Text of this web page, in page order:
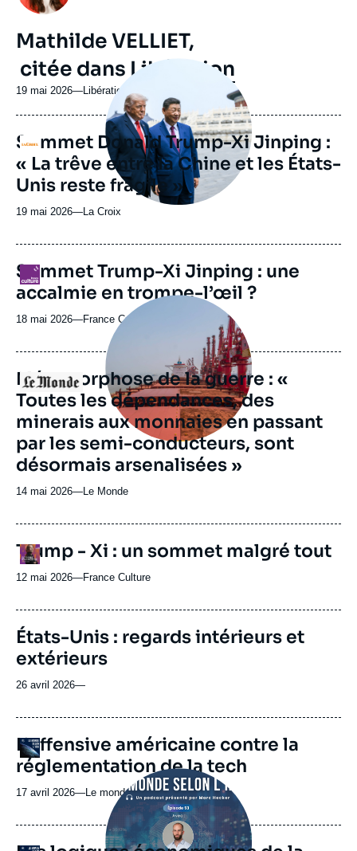
Mathilde VELLIET,
citée dans Libération
19 mai 2026—Nom
journal,
revue
émission
Libération
Logo
Image
principale
médiatique
Sommet Donald Trump-Xi Jinping :
« La trêve entre la Chine et les États-
Unis reste fragile »
19 mai 2026—Nom
journal,
ou
émission
La Croix
Logo
Sommet Trump-Xi Jinping : une
accalmie en trompe-l’œil ?
18 mai 2026—Nom
journal,
revue
ou
émission
France Culture
Logo
Image
principale
médiatique
Métamorphose de la guerre : «
Toutes les dépendances, des
minerais aux monnaies en passant
par les semi-conducteurs, sont
désormais arsenalisées »
14 mai 2026—Nom
journal,
ou
émission
Le Monde
Logo
URL
de
Spotify
Trump - Xi : un sommet malgré tout
12 mai 2026—Nom
journal,
ou
émission
France Culture
États-Unis : regards intérieurs et
extérieurs
26 avril 2026—
Logo
URL
de
Spotify
L’offensive américaine contre la
réglementation de la tech
17 avril 2026—Nom
journal,
revue
Le monde selon l'Ifri
Image
principale
médiatique